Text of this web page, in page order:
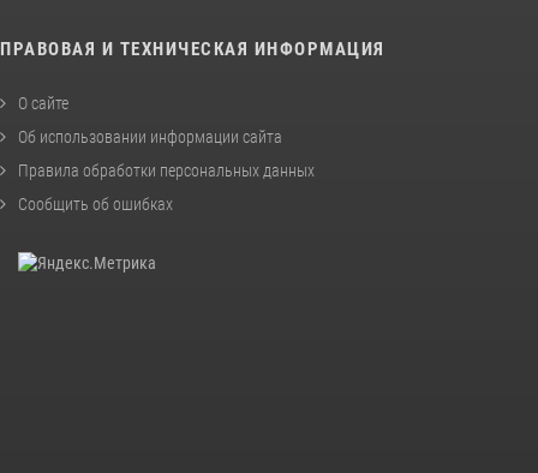
ПРАВОВАЯ И ТЕХНИЧЕСКАЯ ИНФОРМАЦИЯ
О сайте
Об использовании информации сайта
Правила обработки персональных данных
Сообщить об ошибках